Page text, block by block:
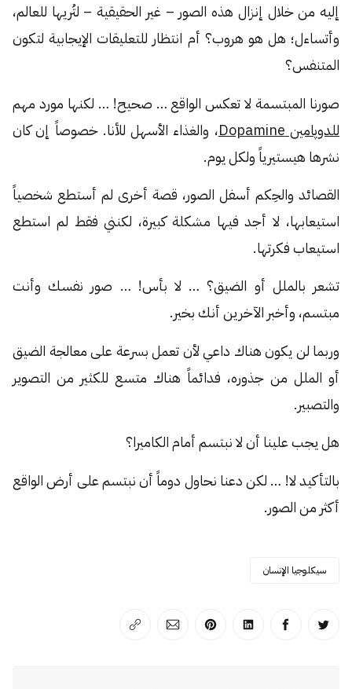
إليه من خلال إنزال هذه الصور – غير الحقيقية – لتُريها للعالم،
وأتساءل؛ هل هو هروب؟ أم انتظار للتعليقات الإيجابية لتكون
المتنفس؟
صورنا المبتسمة لا تعكس الواقع … صحيح! … لكنها مورد مهم
للدوپامين Dopamine
، والغذاء الأسهل للأنا. خصوصاً إن كان
نشرها هيستيرياً ولكل يوم.
القصائد والحِكم أسفل الصور، قصة أخرى لم أستطع شخصياً
استيعابها، لا أجد فيها مشكلة كبيرة، لكنني فقط لم استطع
استيعاب فكرتها.
تشعر بالملل أو الضيق؟ … لا بأس! … صور نفسك وأنت
مبتسم، وأخبر الآخرين أنك بخير.
وربما لن يكون هناك داعي لأن تعمل بسرعة على معالجة الضيق
أو الملل من جذوره، فدائماً هناك متسع للكثير من التصوير
والتصبير.
هل يجب علينا أن لا نبتسم أمام الكاميرا؟
بالتأكيد لا! … لكن دعنا نحاول دوماً أن نبتسم على أرض الواقع
أكثر من الصور.
سيكلوجيا الإنسان
انشر على تويترانشر على الفيسبوك
انشر على لينكد إن
انشر على بينترست
انشر على الإيميل
انسخ الرابط